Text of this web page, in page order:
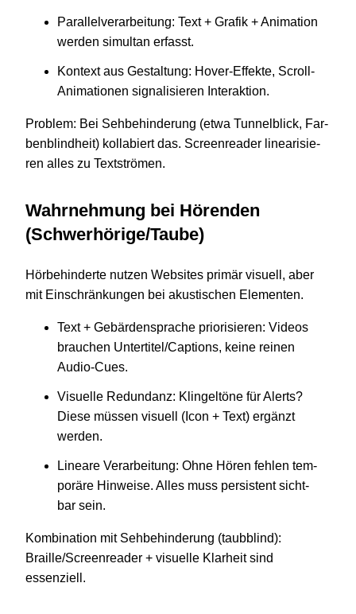
Par­al­lel­ver­ar­bei­tung: Text + Grafik + Ani­ma­tion
werden simul­tan erfasst.
Kon­text aus Gestal­tung: Hover-Effekte, Scroll-
Animationen signa­li­sie­ren Interaktion.
Pro­blem: Bei Seh­be­hin­de­rung (etwa Tun­nel­blick, Far­
ben­blind­heit) kol­la­biert das. Screen­rea­der linea­ri­sie­
ren alles zu Textströmen.
Wahr­neh­mung bei Hören­den
(Schwerhörige/Taube)
Hör­be­hin­derte nutzen Web­sites primär visu­ell, aber
mit Ein­schrän­kun­gen bei akus­ti­schen Elementen.
Text + Gebär­den­spra­che prio­ri­sie­ren: Videos
brau­chen Untertitel/Captions, keine reinen
Audio-Cues.
Visu­elle Red­un­danz: Klin­gel­töne für Alerts?
Diese müssen visu­ell (Icon + Text) ergänzt
werden.
Lineare Ver­ar­bei­tung: Ohne Hören fehlen tem­
po­räre Hin­weise. Alles muss per­sis­tent sicht­
bar sein.
Kom­bi­na­tion mit Seh­be­hin­de­rung (taub­blind):
Braille/Screenreader + visu­elle Klar­heit sind
essenziell.